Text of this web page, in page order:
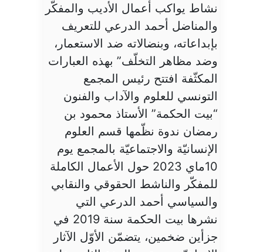
نشاط يواكب أعمال الأديب والمفكّر
والمناضل أحمد الدرعي للتعريف
بإبداعاته، وبنضالاته ضد الاستعمار،
وضد مظاهر التخلّف” بهذه العبارات
المكثّفة افتتح رئيس المجمع
التونسي للعلوم والآداب والفنون
“بيت الحكمة” الأستاذ محمود بن
رمضان ندوة نظّمها قسم العلوم
الإنسانيّة والاجتماعيّة بالمجمع يوم
10ماي 2023 حول الأعمال الكاملة
للمفكّر والناشط الحقوقي والنقابي
والسياسي أحمد الدرعي التي
نشرها بيت الحكمة سنة 2019 في
جزأين ضخمين، يتضمّن الأوّل الآثار